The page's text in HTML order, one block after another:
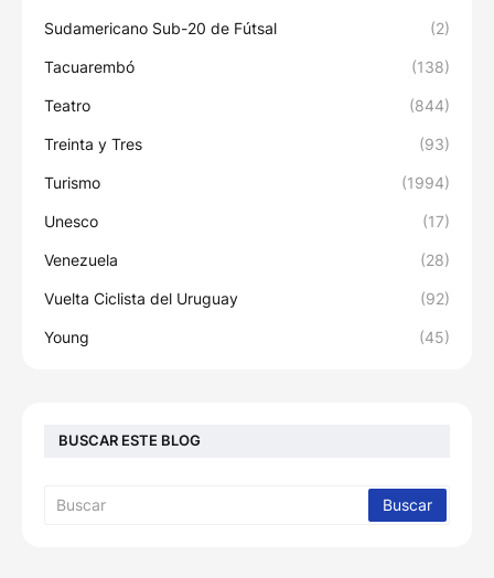
Sudamericano Sub-20 de Fútsal (2)
Tacuarembó (138)
Teatro (844)
Treinta y Tres (93)
Turismo (1994)
Unesco (17)
Venezuela (28)
Vuelta Ciclista del Uruguay (92)
Young (45)
BUSCAR ESTE BLOG